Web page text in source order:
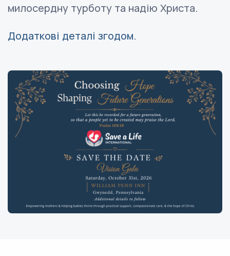
милосердну турботу та надію Христа.
Додаткові деталі згодом.